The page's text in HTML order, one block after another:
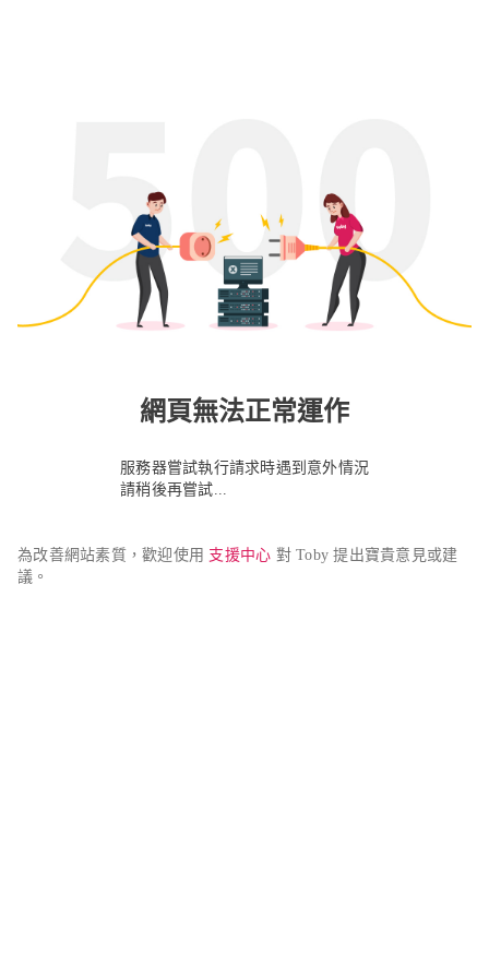
網頁無法正常運作
服務器嘗試執行請求時遇到意外情況
請稍後再嘗試...
為改善網站素質，歡迎使用 支援中心 對 Toby 提出寶貴意見或建
議。